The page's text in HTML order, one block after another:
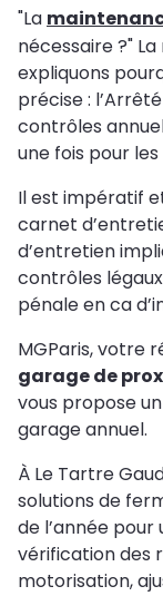
"La
nécessaire ?"
expliquons
précise :
contrôles
une fois pour
Il est impératif
carnet
d’entretien
contrôles
pénale en ca
MGParis, votre
garage de
vous propose
garage annuel.
À Le Tartre
solutions de
de l’année
vérification des
motorisation,